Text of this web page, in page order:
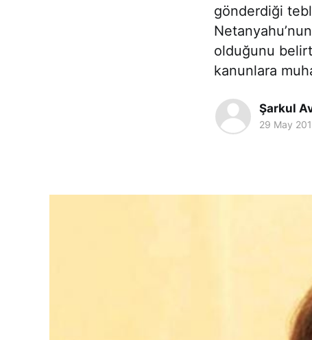
gönderdiği
olduğunu
kanunlara
Şarkul
29 May